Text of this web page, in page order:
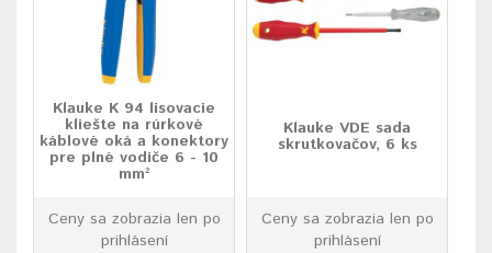
Klauke K 94 lisovacie
kliešte na rúrkové
káblové oká a konektory
pre plné vodiče 6 - 10
mm²
Ceny sa zobrazia len po
prihlásení
Klauke VDE sada
skrutkovačov, 6 ks
Ceny sa zobrazia len po
prihlásení